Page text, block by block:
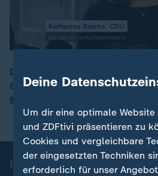
Das Bundeskabinett hat sich auf
Gebäudemodernisierungsgesetz
Einbau von Heizungen werden
heute-Nachrichten:
Deine
Um dir eine optimale Website
und ZDFtivi präsentieren zu
Cookies und vergleichbare
der eingesetzten Techniken
erforderlich für unser